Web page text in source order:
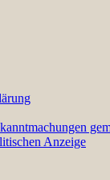
Anzeige